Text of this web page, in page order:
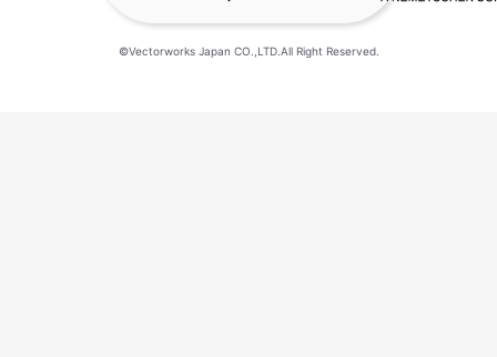
©Vectorworks Japan CO.,LTD.All Right Reserved.